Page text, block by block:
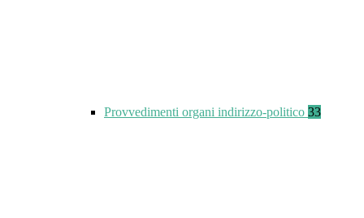
Provvedimenti organi indirizzo-politico 33